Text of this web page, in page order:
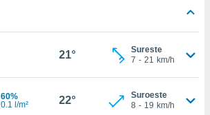
21°
Sureste
7 - 21 km/h
60%
0.1 l/m²
22°
Suroeste
8 - 19 km/h